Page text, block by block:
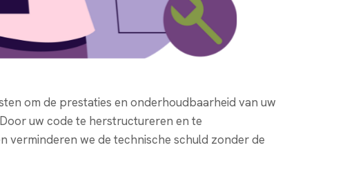
om de prestaties en onderhoudbaarheid van uw
uw code te herstructureren en te
verminderen we de technische schuld zonder de